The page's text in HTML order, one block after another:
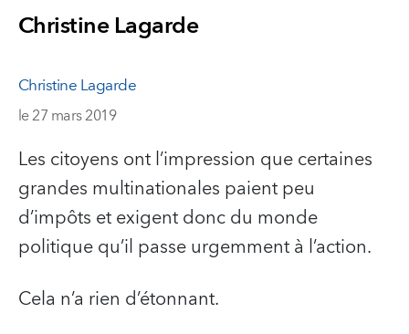
Christine Lagarde
Christine Lagarde
le 27 mars 2019
Les citoyens ont l’impression que certaines
grandes multinationales paient peu
d’impôts et exigent donc du monde
politique qu’il passe urgemment à l’action.
Cela n’a rien d’étonnant.